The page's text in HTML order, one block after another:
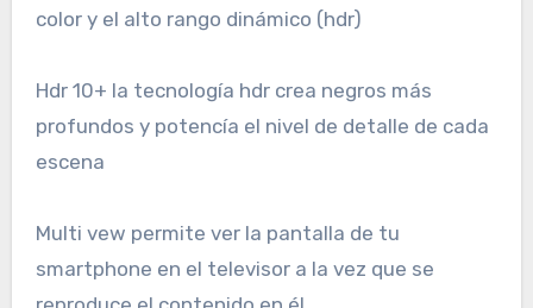
color y el alto rango dinámico (hdr)
Hdr 10+ la tecnología hdr crea negros más
profundos y potencía el nivel de detalle de cada
escena
Multi vew permite ver la pantalla de tu
smartphone en el televisor a la vez que se